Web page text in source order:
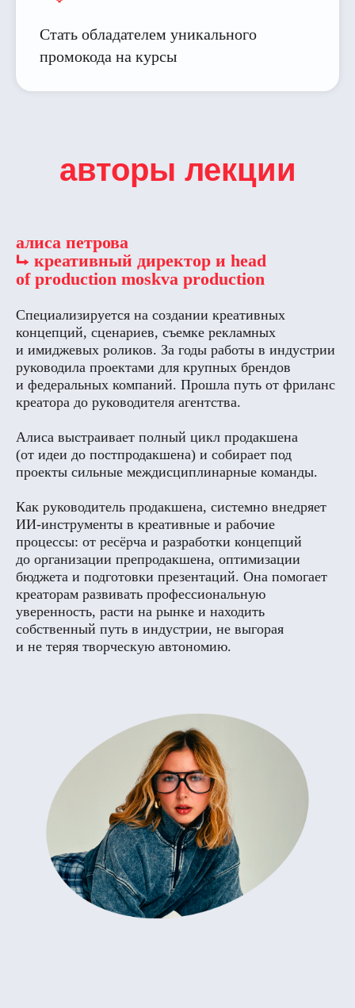
Стать обладателем уникального
промокода на курсы
авторы лекции
алиса петрова
⮡ креативный директор и head
of production moskva production
Специализируется на создании креативных
концепций, сценариев, съемке рекламных
и имиджевых роликов. За годы работы в индустрии
руководила проектами для крупных брендов
и федеральных компаний. Прошла путь от фриланс
креатора до руководителя агентства.
Алиса выстраивает полный цикл продакшена
(от идеи до постпродакшена) и собирает под
проекты сильные междисциплинарные команды.
Как руководитель продакшена, системно внедряет
ИИ-инструменты в креативные и рабочие
процессы: от ресёрча и разработки концепций
до организации препродакшена, оптимизации
бюджета и подготовки презентаций. Она помогает
креаторам развивать профессиональную
уверенность, расти на рынке и находить
собственный путь в индустрии, не выгорая
и не теряя творческую автономию.